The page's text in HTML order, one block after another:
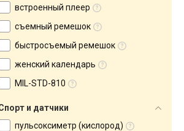
встроенный плеер
съемный ремешок
быстросъемый ремешок
женский календарь
MIL-STD-810
и датчики
пульсоксиметр (кислород)